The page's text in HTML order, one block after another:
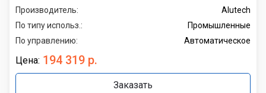
Производитель:
Alutech
По типу использ.:
Промышленные
По управлению:
Автоматическое
Цена: 194 319 р.
Заказать